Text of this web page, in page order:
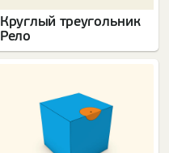
Круглый треугольник
Рело